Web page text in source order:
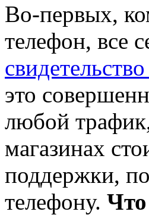
Во-первых,
телефон, все
это
любой
магазинах
поддержки,
телефону.